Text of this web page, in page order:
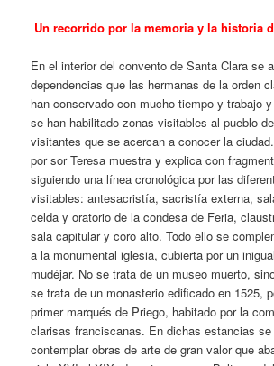
Un recorrido por la memoria y la historia
En el interior del convento de Santa Clara se
dependencias que las hermanas de la orden
han conservado con mucho tiempo y trabajo
se han habilitado zonas visitables al pueblo
visitantes que se acercan a conocer la
por sor Teresa muestra y explica con
siguiendo una línea cronológica por las
visitables: antesacristía, sacristía externa,
celda y oratorio de la condesa de Feria,
sala capitular y coro alto. Todo ello se
a la monumental iglesia, cubierta por un
mudéjar. No se trata de un museo muerto,
se trata de un monasterio edificado en 1525,
primer marqués de Priego, habitado por la
clarisas franciscanas. En dichas estancias se
contemplar obras de arte de gran valor que